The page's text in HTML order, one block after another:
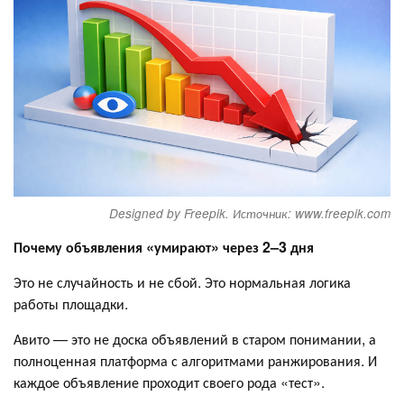
Designed by Freepik. Источник: www.freepik.com
Почему объявления «умирают» через 2–3 дня
Это не случайность и не сбой. Это нормальная логика
работы площадки.
Авито — это не доска объявлений в старом понимании, а
полноценная платформа с алгоритмами ранжирования. И
каждое объявление проходит своего рода «тест».